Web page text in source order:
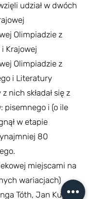
udział w dwóch
Olimpiadzie z
Krajowej
Olimpiadzie z
i Literatury
nich składał się z
pisemnego i (o ile
w etapie
80
miejscami na
wariacjach)
Tóth, Jan Kupś,